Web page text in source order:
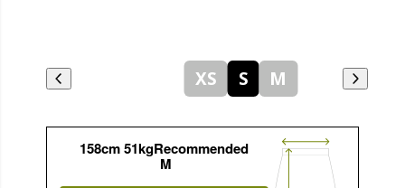
XS S M
158cm 51kgRecommended
M